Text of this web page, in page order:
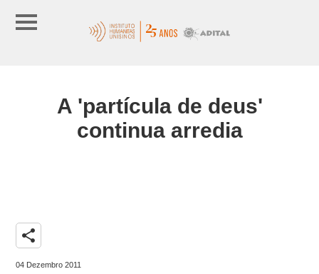
A 'partícula de deus'
continua arredia
share
04 Dezembro 2011